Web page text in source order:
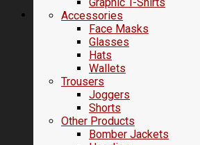
Accessories
Face Masks
Glasses
Hats
Wallets
Trousers
Joggers
Shorts
Other Products
Bomber Jackets